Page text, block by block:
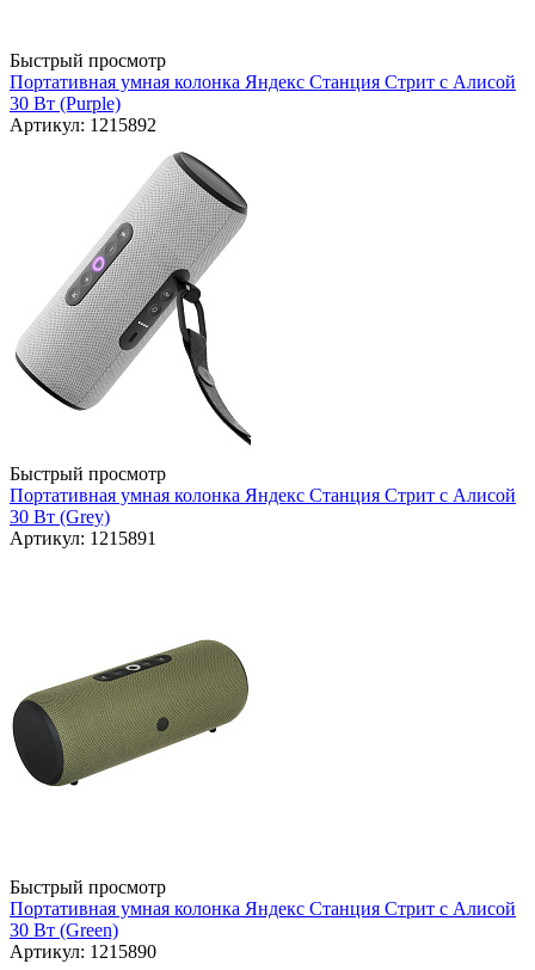
Быстрый просмотр
Портативная умная колонка Яндекс Станция Стрит с Алисой
30 Вт (Purple)
Артикул: 1215892
Быстрый просмотр
Портативная умная колонка Яндекс Станция Стрит с Алисой
30 Вт (Grey)
Артикул: 1215891
Быстрый просмотр
Портативная умная колонка Яндекс Станция Стрит с Алисой
30 Вт (Green)
Артикул: 1215890